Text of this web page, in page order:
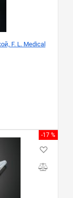
F. L. Medical
-17 %